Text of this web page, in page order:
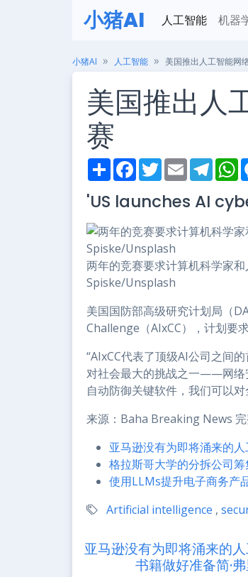
小猪AI 人工智能 机器
小猪AI 人工智能 美国推出人工智能网
美国推出人
赛
S
h
e
F
a
e
b
o
k
T
w
t
t
r
E
m
i
l
T
e
e
g
a
W
h
t
s
p
'US launches AI
两年的竞赛要求计算机科学家
Spiske/Unsplash
美国国防部高级研究计划局（
Challenge（AIxCC），计划要
“AIxCC代表了顶级AI公司之间
对社会最大的挑战之一——网络
自动防御关键软件，我们可以
来源：Baha Breaking News
亚马逊没有为即将涌来的
格拉斯哥大学的分拆公司筹
使用LLMs提升电子商务产
Artificial intelligence ,
亚马逊没有为即将涌来的
书籍做好准备简·